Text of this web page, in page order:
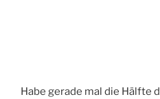
Habe gerade mal die Hälfte